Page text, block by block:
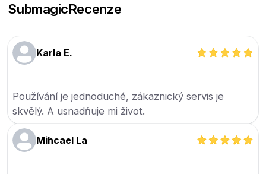
SubmagicRecenze
Karla E.
Používání je jednoduché, zákaznický servis je
skvělý. A usnadňuje mi život.
Mihcael La